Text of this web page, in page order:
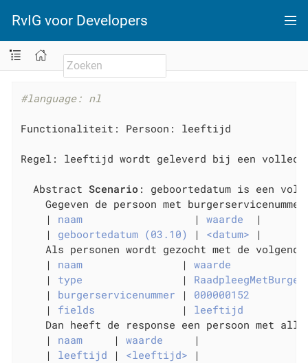
RvIG voor Developers
#language: nl
Functionaliteit: Persoon: leeftijd
Regel: leeftijd wordt geleverd bij een volledig
  Abstract
Scenario : geboortedatum is een
Gegeven de persoon met
    |
naam | waarde
|
    |
geboortedatum (03.10) | <datum>
|
Als personen wordt gezocht met de
    |
naam |
    |
type |
    |
burgerservicenummer |
    |
fields |
Dan heeft de response een persoon met
    |
naam | waarde
|
    |
leeftijd | <leeftijd> |